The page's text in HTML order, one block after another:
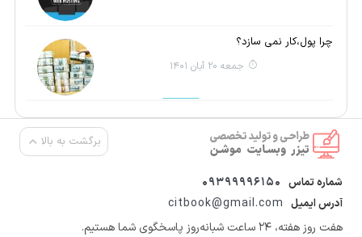
چرا پول،کار نمی سازد؟
جمعه 20 آبان 1401
برگشت به بالا
شماره تماس 09399996150
آدرس ایمیل citbook@gmail.com
هفت روز هفته، ۲۴ ساعت شبانه‌روز پاسخگوی شما هستیم.